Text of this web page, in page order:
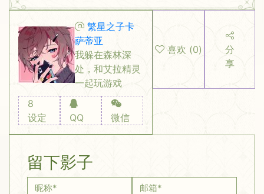
繁星之子卡
萨蒂亚
我躲在森林深
处，和艾拉精灵
一起玩游戏
8
设定
QQ 微信
喜欢 (0)
分
享
留下影子
昵称* 邮箱*